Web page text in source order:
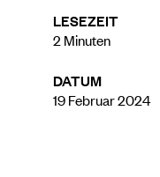
LESEZEIT
2 Minuten
DATUM
19 Februar 2024